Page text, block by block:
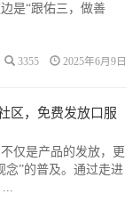
是“跟佑三，做善
3355 2025年6月9日
区，免费发放口服
仅是产品的发放，更
念”的普及。通过走进